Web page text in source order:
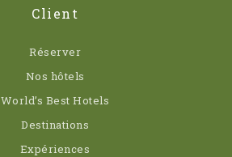
Client
Réserver
Nos hôtels
World’s Best Hotels
Destinations
Expériences